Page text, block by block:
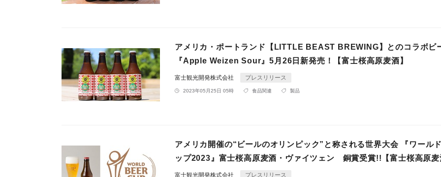
アメリカ・ポートランド【LITTLE BEAST BREWING】とのコラボビ
『Apple Weizen Sour』5月26日新発売！【富士桜高原麦酒】
富士観光開発株式会社 プレスリリース
2023年05月25日 05時 食品関連 製品
アメリカ開催の“ビールのオリンピック”と称される世界大会 『ワール
ップ2023』富士桜高原麦酒・ヴァイツェン 銅賞受賞!!【富士桜高原麦
富士観光開発株式会社 プレスリリース